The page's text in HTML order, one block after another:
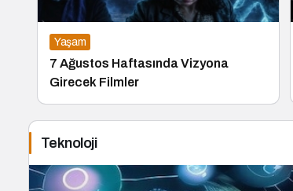
Yaşam
7 Ağustos Haftasında Vizyona
Girecek Filmler
Teknoloji